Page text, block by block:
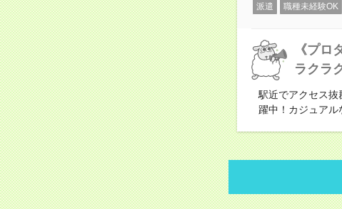
派遣 職種未経験OK
《プ
ラクラ
駅近でアクセス
躍中！カジュアル